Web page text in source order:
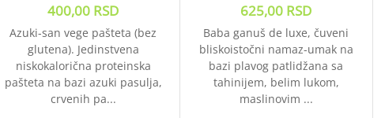
400,00 RSD
Azuki-san vege pašteta (bez
glutena). Jedinstvena
niskokalorična proteinska
pašteta na bazi azuki pasulja,
crvenih pa...
625,00 RSD
Baba ganuš de luxe, čuveni
bliskoistočni namaz-umak na
bazi plavog patlidžana sa
tahinijem, belim lukom,
maslinovim ...